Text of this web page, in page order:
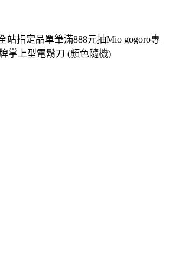
站指定品單筆滿888元抽Mio gogoro專
掌上型電鬍刀 (顏色隨機)